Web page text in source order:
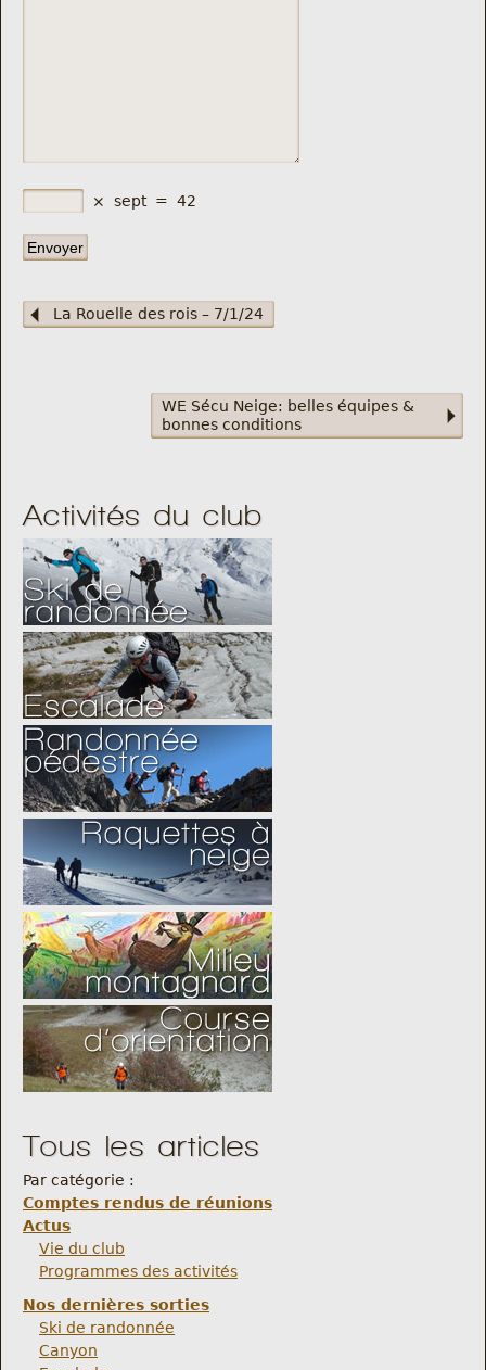
× sept = 42
La Rouelle des rois – 7/1/24
WE Sécu Neige: belles équipes &
bonnes conditions
Activités du club
Tous les articles
Par catégorie :
Comptes rendus de réunions
Actus
Vie du club
Programmes des activités
Nos dernières sorties
Ski de randonnée
Canyon